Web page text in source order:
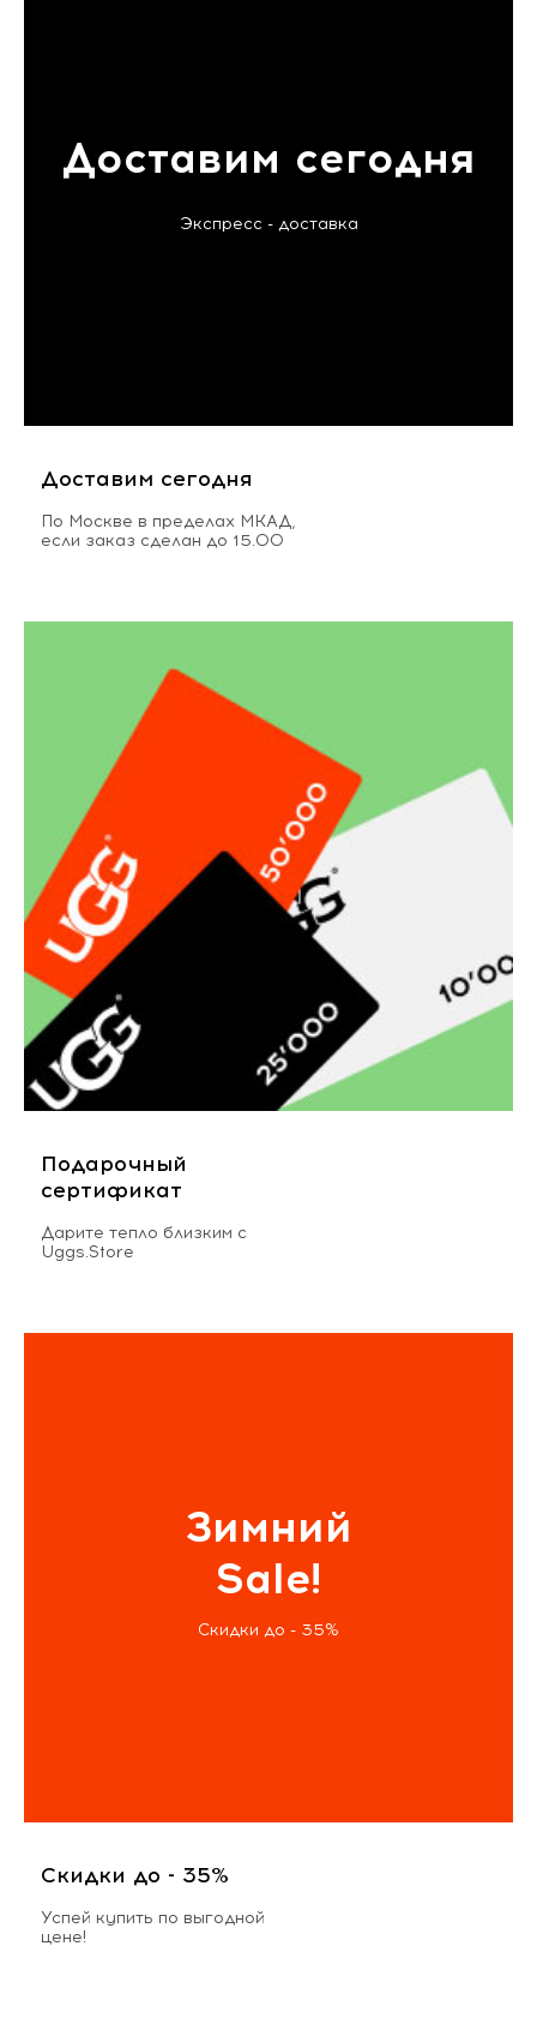
Доставим сегодня
Экспресс - доставка
Доставим сегодня
По Москве в пределах МКАД,
если заказ сделан до 15.00
Подарочный
сертификат
Дарите тепло близким с
Uggs.Store
Зимний
Sale!
Скидки до - 35%
Скидки до - 35%
Успей купить по выгодной
цене!